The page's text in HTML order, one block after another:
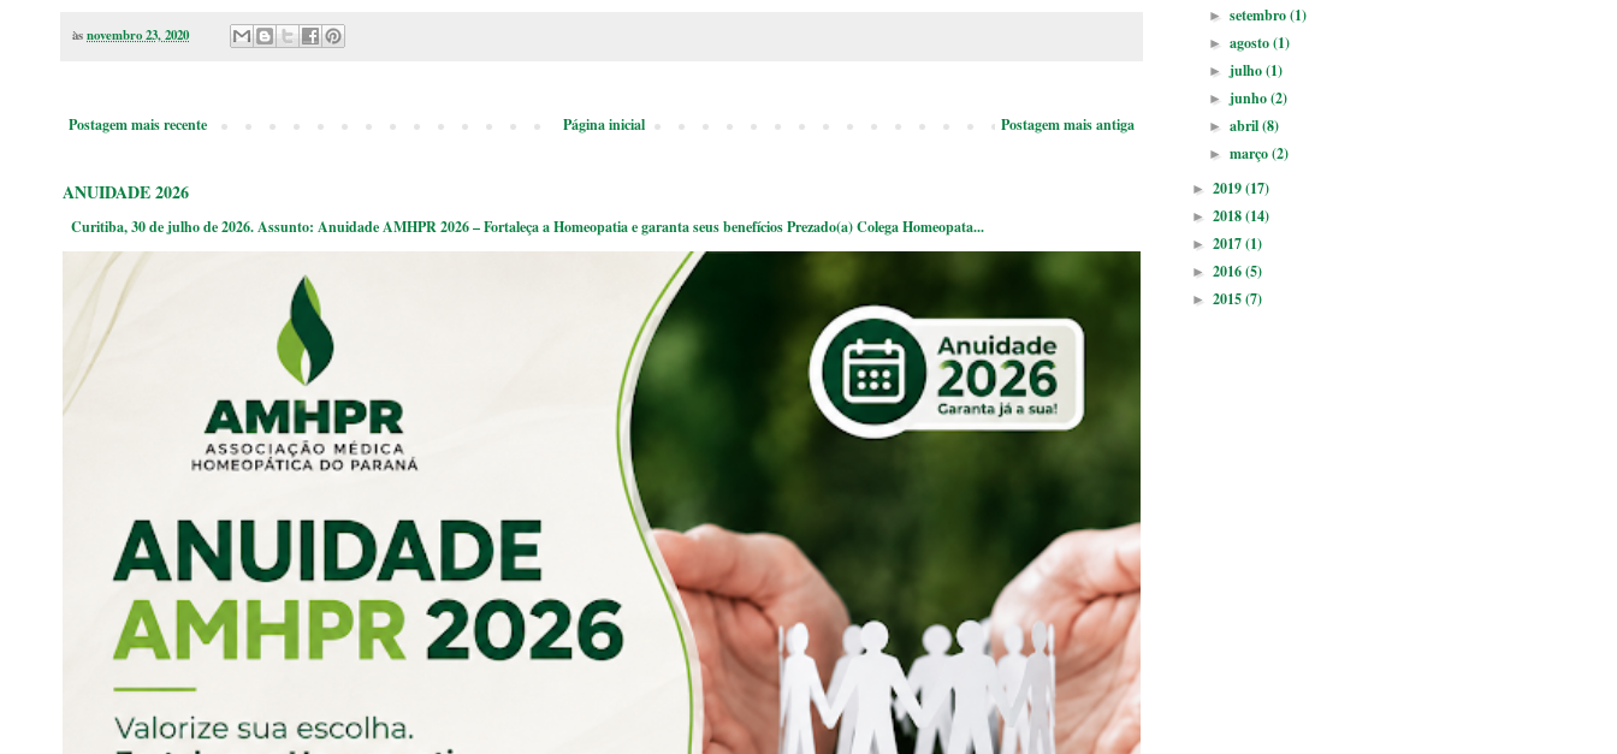
àsnovembro 23, 2020
Postagem mais recente Postagem mais antiga
Página inicial
ANUIDADE 2026
Curitiba, 30 de julho de 2026. Assunto: Anuidade AMHPR 2026 – Fortaleça a Homeopatia e garanta seus benefícios Prezado(a) Colega Homeopata...
►setembro(1)
►agosto(1)
►julho(1)
►junho(2)
►abril(8)
►março(2)
► 2019(17)
► 2018(14)
► 2017(1)
► 2016(5)
► 2015(7)